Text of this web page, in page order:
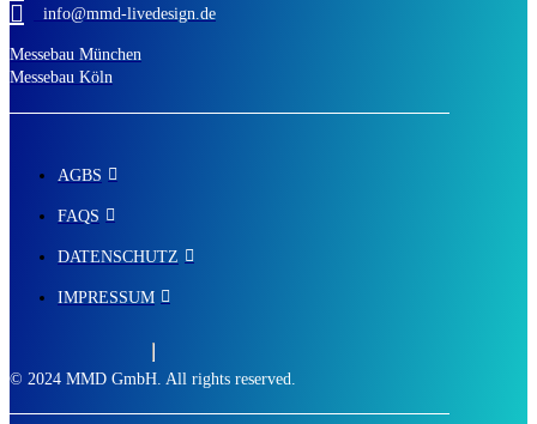
info@mmd-livedesign.de
Messebau München
Messebau Köln
AGBS
FAQS
DATENSCHUTZ
IMPRESSUM
© 2024 MMD GmbH. All rights reserved.